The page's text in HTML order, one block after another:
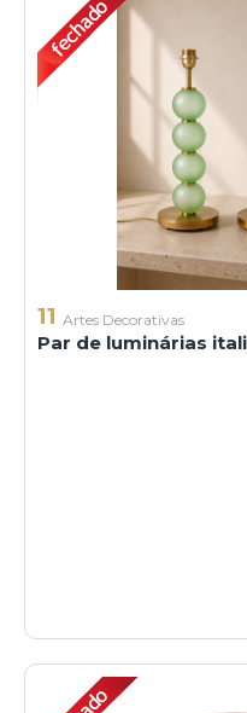
11 Artes Decorativas
Par de luminárias